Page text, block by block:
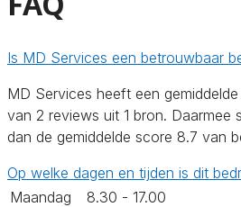
Is MD Services een betrouwbaar
MD Services heeft een
van 2 reviews uit 1 bron. Daarmee
dan de gemiddelde score 8.7 van
Op welke dagen en tijden is dit
Maandag
8.30 - 17.00